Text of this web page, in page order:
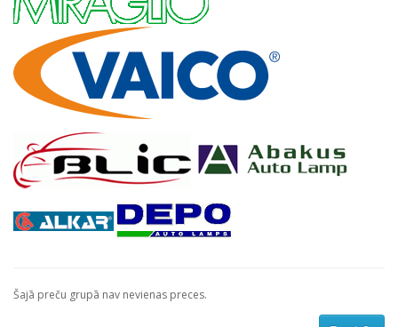
Šajā preču grupā nav nevienas preces.